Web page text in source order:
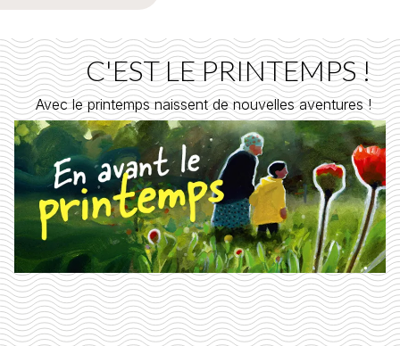
C'EST LE PRINTEMPS !
Avec le printemps naissent de nouvelles aventures !